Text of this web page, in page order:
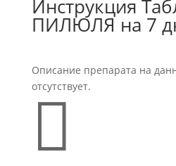
Инструкция
ПИЛЮЛЯ на 7
Описание препарата на
отсутствует.
